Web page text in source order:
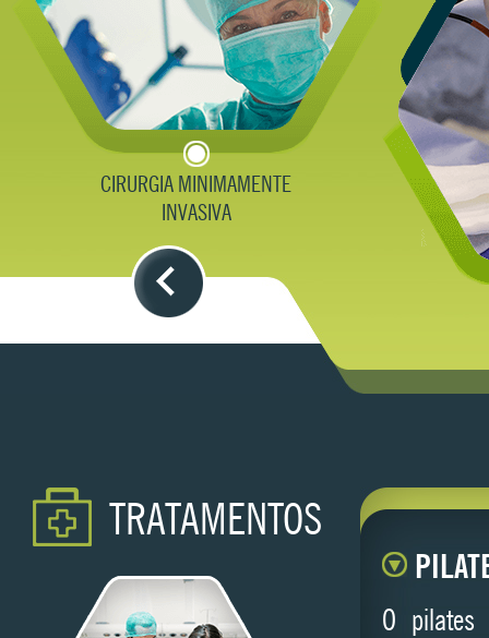
CIRURGIA MINIMAMENTE
INVASIVA
PILATES
TRATAMENTOS
O pilates